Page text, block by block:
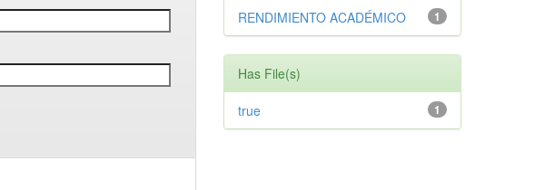
1
RENDIMIENTO ACADÉMICO
Has File(s)
1
true